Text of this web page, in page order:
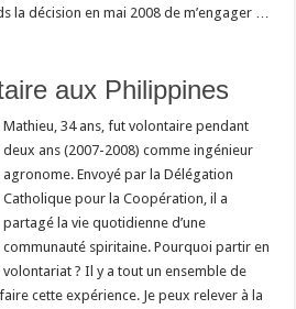
la décision en mai 2008 de m’engager …
aux Philippines
Mathieu, 34 ans, fut volontaire pendant
deux ans (2007-2008) comme ingénieur
agronome. Envoyé par la Délégation
Catholique pour la Coopération, il a
partagé la vie quotidienne d’une
communauté spiritaine. Pourquoi partir en
volontariat ? Il y a tout un ensemble de
cette expérience. Je peux relever à la